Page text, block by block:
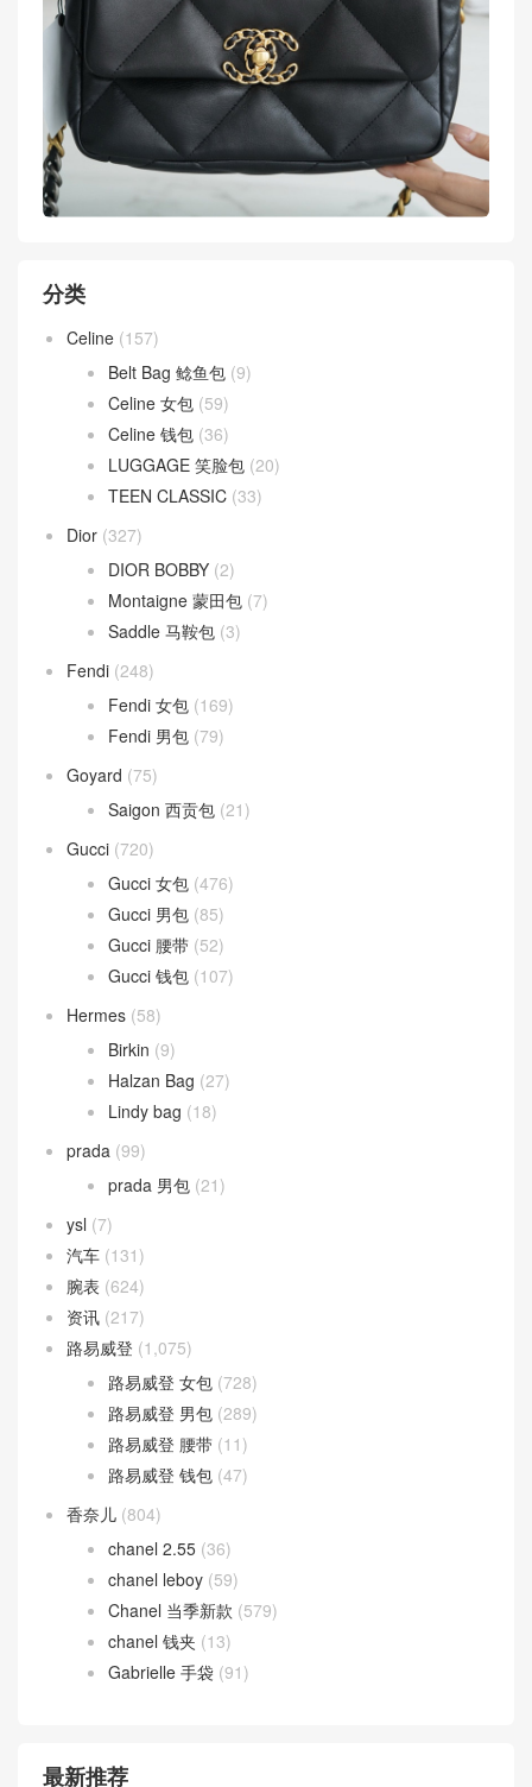
分类
Celine (157)
Belt Bag 鲶鱼包 (9)
Celine 女包 (59)
Celine 钱包 (36)
LUGGAGE 笑脸包 (20)
TEEN CLASSIC (33)
Dior (327)
DIOR BOBBY (2)
Montaigne 蒙田包 (7)
Saddle 马鞍包 (3)
Fendi (248)
Fendi 女包 (169)
Fendi 男包 (79)
Goyard (75)
Saigon 西贡包 (21)
Gucci (720)
Gucci 女包 (476)
Gucci 男包 (85)
Gucci 腰带 (52)
Gucci 钱包 (107)
Hermes (58)
Birkin (9)
Halzan Bag (27)
Lindy bag (18)
prada (99)
prada 男包 (21)
ysl (7)
汽车 (131)
腕表 (624)
资讯 (217)
路易威登 (1,075)
路易威登 女包 (728)
路易威登 男包 (289)
路易威登 腰带 (11)
路易威登 钱包 (47)
香奈儿 (804)
chanel 2.55 (36)
chanel leboy (59)
Chanel 当季新款 (579)
chanel 钱夹 (13)
Gabrielle 手袋 (91)
最新推荐